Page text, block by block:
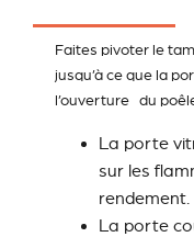
Faites pivoter le
jusqu’à ce que la
l’ouverture du
La porte
sur les
rendement.
La porte